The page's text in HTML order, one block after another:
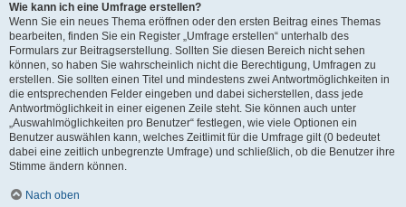
Wie kann ich eine Umfrage erstellen?
Wenn Sie ein neues Thema eröffnen oder den ersten Beitrag eines Themas
bearbeiten, finden Sie ein Register „Umfrage erstellen“ unterhalb des
Formulars zur Beitragserstellung. Sollten Sie diesen Bereich nicht sehen
können, so haben Sie wahrscheinlich nicht die Berechtigung, Umfragen zu
erstellen. Sie sollten einen Titel und mindestens zwei Antwortmöglichkeiten in
die entsprechenden Felder eingeben und dabei sicherstellen, dass jede
Antwortmöglichkeit in einer eigenen Zeile steht. Sie können auch unter
„Auswahlmöglichkeiten pro Benutzer“ festlegen, wie viele Optionen ein
Benutzer auswählen kann, welches Zeitlimit für die Umfrage gilt (0 bedeutet
dabei eine zeitlich unbegrenzte Umfrage) und schließlich, ob die Benutzer ihre
Stimme ändern können.
Nach oben